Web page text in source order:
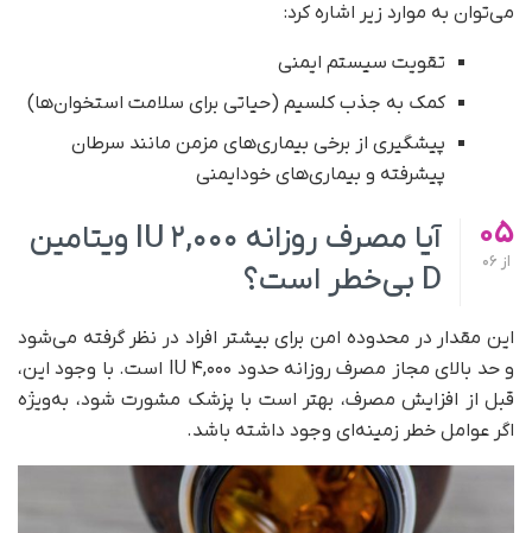
می‌توان به موارد زیر اشاره کرد:
تقویت سیستم ایمنی
کمک به جذب کلسیم (حیاتی برای سلامت استخوان‌ها)
پیشگیری از برخی بیماری‌های مزمن مانند سرطان
پیشرفته و بیماری‌های خودایمنی
05
از
آیا مصرف روزانه ۲,۰۰۰ IU ویتامین
D بی‌خطر است؟
این مقدار در محدوده امن برای بیشتر افراد در نظر گرفته می‌شود
و حد بالای مجاز مصرف روزانه حدود ۴,۰۰۰ IU است. با وجود این،
قبل از افزایش مصرف، بهتر است با پزشک مشورت شود، به‌ویژه
اگر عوامل خطر زمینه‌ای وجود داشته باشد.